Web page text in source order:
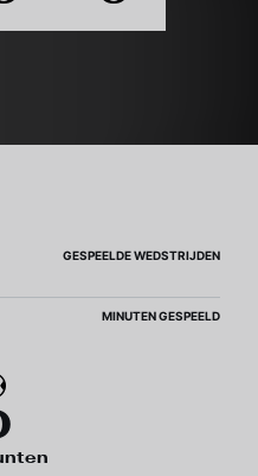
GESPEELDE WEDSTRIJDEN
MINUTEN GESPEELD